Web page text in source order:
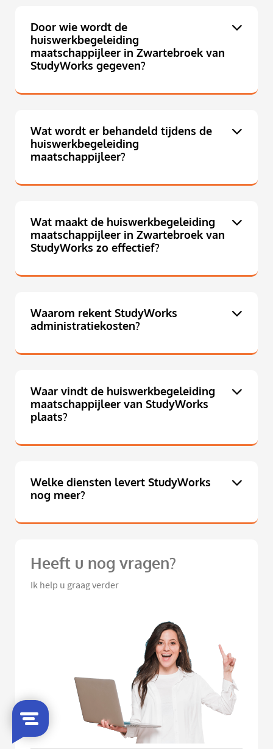
Door wie wordt de
huiswerkbegeleiding
maatschappijleer in Zwartebroek van
StudyWorks gegeven?
Wat wordt er behandeld tijdens de
huiswerkbegeleiding
maatschappijleer?
Wat maakt de huiswerkbegeleiding
maatschappijleer in Zwartebroek van
StudyWorks zo effectief?
Waarom rekent StudyWorks
administratiekosten?
Waar vindt de huiswerkbegeleiding
maatschappijleer van StudyWorks
plaats?
Welke diensten levert StudyWorks
nog meer?
Heeft u nog vragen?
Ik help u graag verder